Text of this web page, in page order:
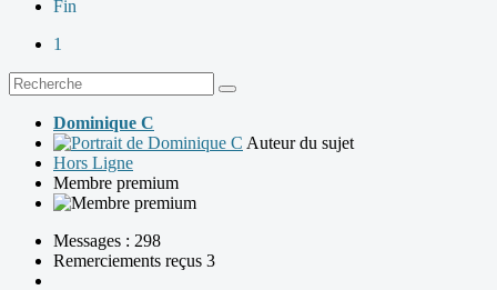
Fin
1
Dominique C
Auteur du sujet
Hors Ligne
Membre premium
Messages : 298
Remerciements reçus 3